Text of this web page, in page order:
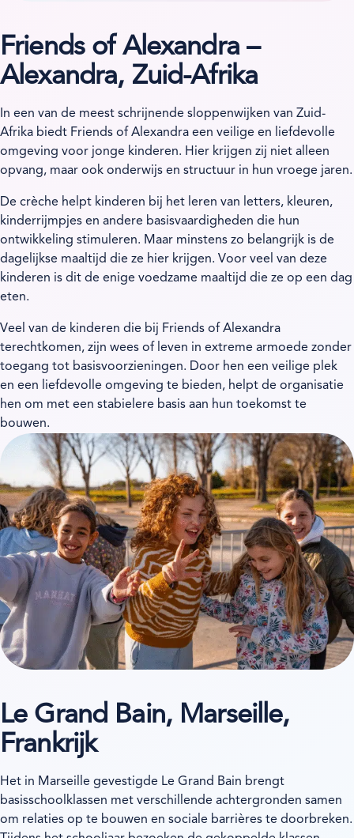
Friends of Alexandra –
Alexandra, Zuid-Afrika
In een van de meest schrijnende sloppenwijken van Zuid-
Afrika biedt Friends of Alexandra een veilige en liefdevolle
omgeving voor jonge kinderen. Hier krijgen zij niet alleen
opvang, maar ook onderwijs en structuur in hun vroege jaren.
De crèche helpt kinderen bij het leren van letters, kleuren,
kinderrijmpjes en andere basisvaardigheden die hun
ontwikkeling stimuleren. Maar minstens zo belangrijk is de
dagelijkse maaltijd die ze hier krijgen. Voor veel van deze
kinderen is dit de enige voedzame maaltijd die ze op een dag
eten.
Veel van de kinderen die bij Friends of Alexandra
terechtkomen, zijn wees of leven in extreme armoede zonder
toegang tot basisvoorzieningen. Door hen een veilige plek
en een liefdevolle omgeving te bieden, helpt de organisatie
hen om met een stabielere basis aan hun toekomst te
bouwen.
Le Grand Bain, Marseille,
Frankrijk
Het in Marseille gevestigde Le Grand Bain brengt
basisschoolklassen met verschillende achtergronden samen
om relaties op te bouwen en sociale barrières te doorbreken.